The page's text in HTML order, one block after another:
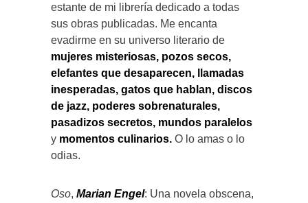
estante de mi librería dedicado a todas
sus obras publicadas. Me encanta
evadirme en su universo literario de
mujeres misteriosas, pozos secos,
elefantes que desaparecen,
llamadas
inesperadas, gatos que hablan, discos
de jazz, poderes sobrenaturales,
pasadizos secretos, mundos paralelos
y momentos culinarios. O lo amas o lo
odias.
Oso, Marian Engel: Una novela obscena,